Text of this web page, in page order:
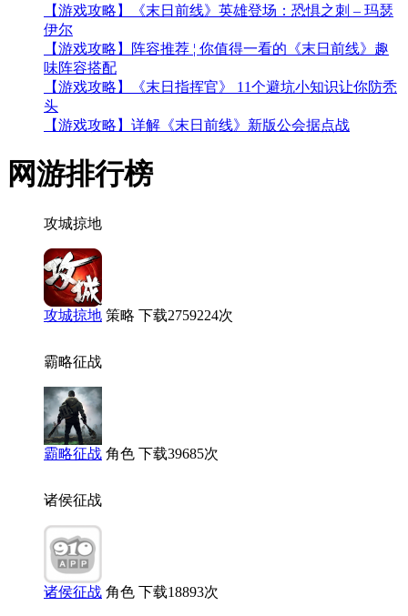
【游戏攻略】《末日前线》英雄登场：恐惧之刺 – 玛瑟
伊尔
【游戏攻略】阵容推荐 ¦ 你值得一看的《末日前线》趣
味阵容搭配
【游戏攻略】《末日指挥官》 11个避坑小知识让你防秃
头
【游戏攻略】详解《末日前线》新版公会据点战
网游排行榜
攻城掠地
攻城掠地 策略 下载2759224次
霸略征战
霸略征战 角色 下载39685次
诸侯征战
诸侯征战 角色 下载18893次